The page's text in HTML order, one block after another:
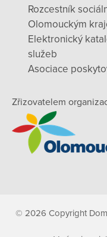
Rozcestník
Olomouckým
Elektronický
služeb
Asociace
Zřizovatelem
© 2026 Copyright